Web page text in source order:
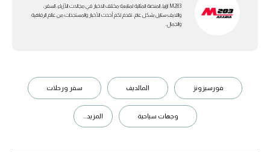
M283 ارابيا، المنصة المثالية لمتابعة مختلف الاخبار في مجالات الأزياء، السفر،
واللايف ستايل بشكل عام. تقدم لكم أحدث الأخبار والمستجدات من عالم الرفاهية
والجمال.
فورسيزونز المالديف سفر ورحلات
وجهات سياحية المزيد...